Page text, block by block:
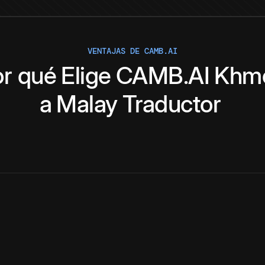
VENTAJAS DE CAMB.AI
qué Elige CAMB.AI
a MalayTraductor